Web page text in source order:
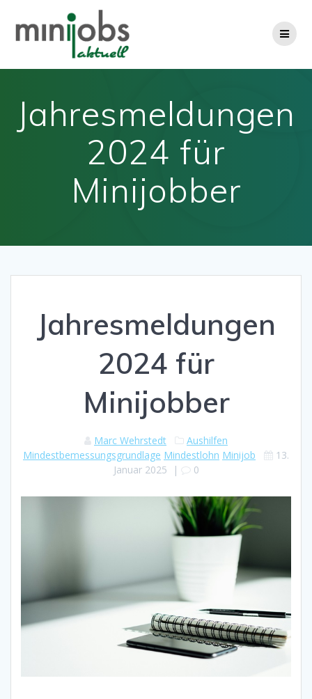
Jahresmeldungen
2024 für
Minijobber
Jahresmeldungen
2024 für
Minijobber
Marc Wehrstedt
Aushilfen
Mindestbemessungsgrundlage Mindestlohn Minijob
13.
Januar 2025 | 0